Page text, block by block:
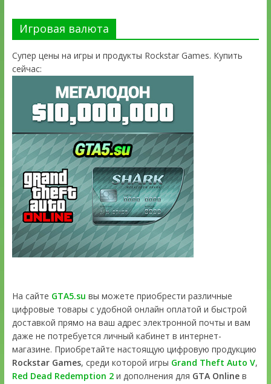
Игровая валюта
Супер цены на игры и продукты Rockstar Games. Купить
сейчас:
На сайте GTA5.su вы можете приобрести различные
цифровые товары с удобной онлайн оплатой и быстрой
доставкой прямо на ваш адрес электронной почты и вам
даже не потребуется личный кабинет в интернет-
магазине. Приобретайте настоящую цифровую продукцию
Rockstar Games, среди которой игры Grand Theft Auto V,
Red Dead Redemption 2и дополнения для GTA Onlineв